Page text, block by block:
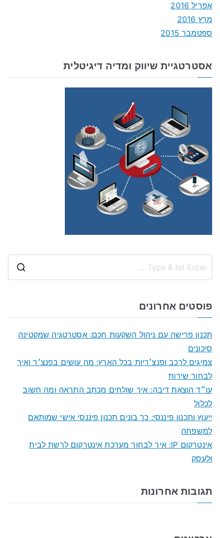
אפריל 2016
מרץ 2016
ספטמבר 2015
אסטרטגיית שיווק ומדיה דיגיטלית
פוסטים אחרונים
תכנון פרישה עם ניהול השקעות חכם: אסטרטגיה שמקטינה
סיכונים
צמיגים לרכב ופנצ׳ריות בכל הארץ: מה עושים בפנצ׳ר ואיך
לבחור שירות
עו״ד הוצאת דיבה: איך שולחים מכתב התראה ומה חשוב
לכלול
ייעוץ ותכנון פיננסי: כך בונים תכנון פיננסי אישי שמותאם
למשפחה
אינטרקום IP: איך לבחור מערכת אינטרקום לרשת לבית
ולעסק
תגובות אחרונות